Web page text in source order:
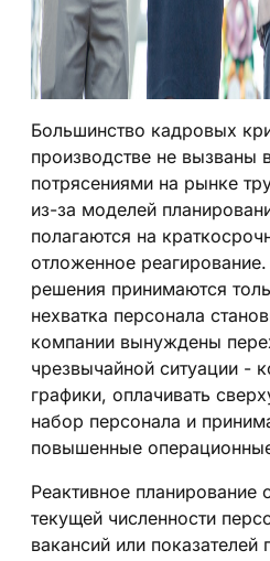
Большинство кадровых
производстве не вызваны
потрясениями на рынке
из-за моделей
полагаются на
отложенное
решения принимаются
нехватка персонала
компании вынуждены
чрезвычайной ситуации -
графики, оплачивать
набор персонала и
повышенные
Реактивное планирование
текущей численности
вакансий или показателей